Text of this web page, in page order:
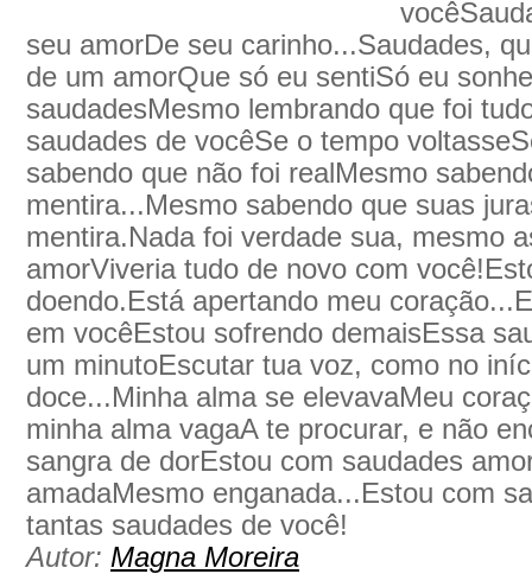
seu amorDe seu carinho...Saudades,
de um amorQue só eu sentiSó eu
saudadesMesmo lembrando que foi
saudades de vocêSe o tempo
sabendo que não foi realMesmo
mentira...Mesmo sabendo que suas
mentira.Nada foi verdade sua, mesmo
amorViveria tudo de novo com
doendo.Está apertando meu
em vocêEstou sofrendo demaisEssa
um minutoEscutar tua voz, como no
doce...Minha alma se elevavaMeu
minha alma vagaA te procurar, e não
sangra de dorEstou com saudades
amadaMesmo enganada...Estou com
tantas saudades de você!
Autor: Magna Moreira